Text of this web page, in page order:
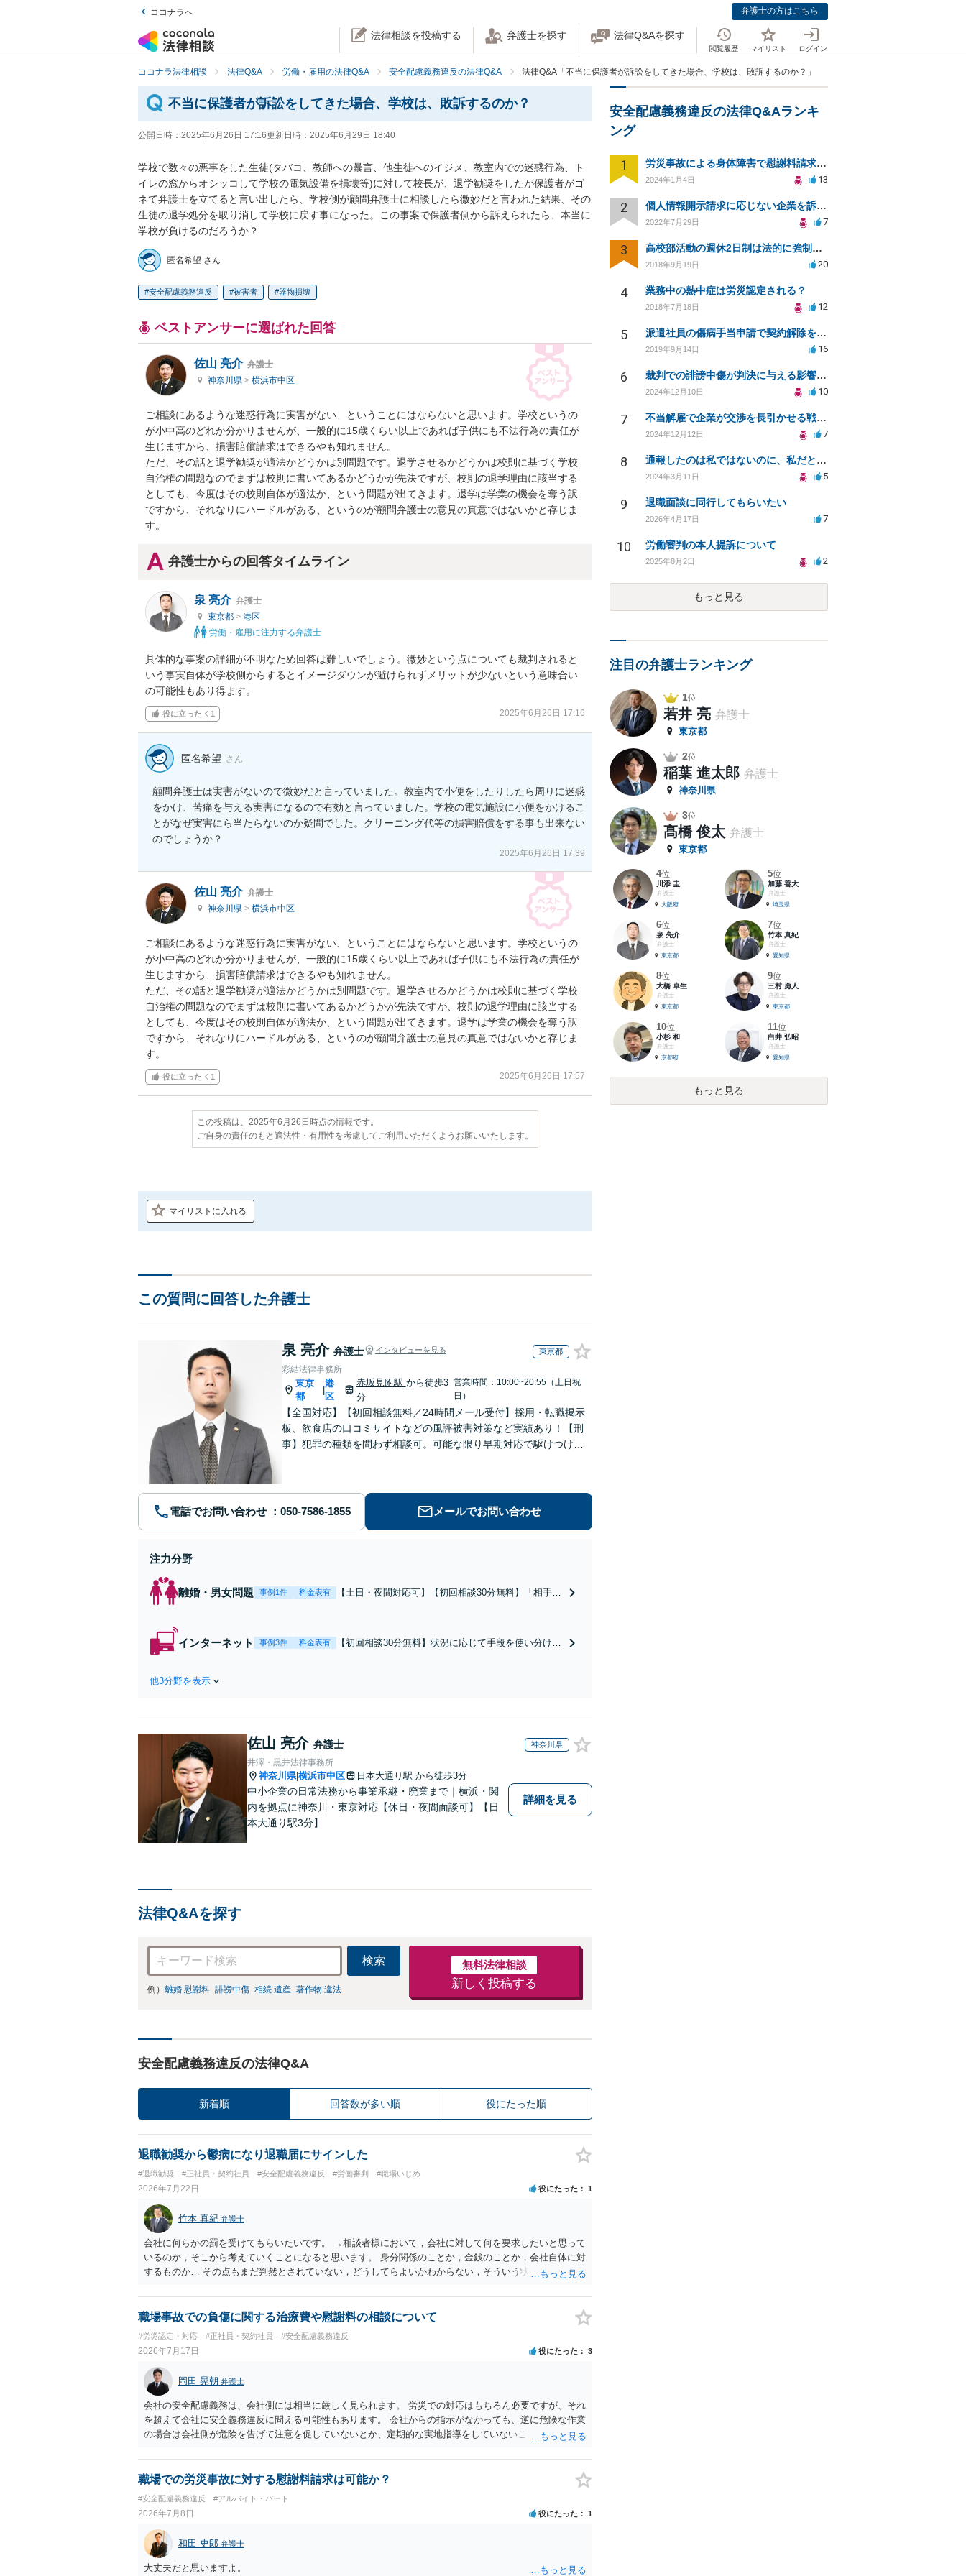
ココナラへ 弁護士の方はこちら
法律相談を投稿する 弁護士を探す 法律Q&Aを探す
閲覧履歴 マイリスト ログイン
ココナラ法律相談 法律Q&A 労働・雇用の法律Q&A 安全配慮義務違反の法律Q&A 法律Q&A「不当に保護者が訴訟をしてきた場合、学校は、敗訴するのか？」
不当に保護者が訴訟をしてきた場合、学校は、敗訴するのか？
公開日時： 2025年6月26日 17:16更新日時： 2025年6月29日 18:40
学校で数々の悪事をした生徒(タバコ、教師への暴言、他生徒へのイジメ、教室内での迷惑行為、ト
イレの窓からオシッコして学校の電気設備を損壊等)に対して校長が、退学勧奨をしたが保護者がゴ
ネて弁護士を立てると言い出したら、学校側が顧問弁護士に相談したら微妙だと言われた結果、その
生徒の退学処分を取り消して学校に戻す事になった。この事案で保護者側から訴えられたら、本当に
学校が負けるのだろうか？
匿名希望 さん
安全配慮義務違反 被害者 器物損壊
ベストアンサーに選ばれた回答
佐山 亮介 弁護士
神奈川県 > 横浜市中区
ご相談にあるような迷惑行為に実害がない、ということにはならないと思います。学校というの
が小中高のどれか分かりませんが、一般的に15歳くらい以上であれば子供にも不法行為の責任が
生じますから、損害賠償請求はできるやも知れません。
ただ、その話と退学勧奨が適法かどうかは別問題です。退学させるかどうかは校則に基づく学校
自治権の問題なのでまずは校則に書いてあるかどうかが先決ですが、校則の退学理由に該当する
としても、今度はその校則自体が適法か、という問題が出てきます。退学は学業の機会を奪う訳
ですから、それなりにハードルがある、というのが顧問弁護士の意見の真意ではないかと存じま
す。
弁護士からの回答タイムライン
泉 亮介 弁護士
東京都 > 港区
労働・雇用に注力する弁護士
具体的な事案の詳細が不明なため回答は難しいでしょう。微妙という点についても裁判されると
いう事実自体が学校側からするとイメージダウンが避けられずメリットが少ないという意味合い
の可能性もあり得ます。
役に立った 1 2025年6月26日 17:16
匿名希望 さん
顧問弁護士は実害がないので微妙だと言っていました。教室内で小便をしたりしたら周りに迷惑
をかけ、苦痛を与える実害になるので有効と言っていました。学校の電気施設に小便をかけるこ
とがなぜ実害にら当たらないのか疑問でした。クリーニング代等の損害賠償をする事も出来ない
のでしょうか？
2025年6月26日 17:39
佐山 亮介 弁護士
神奈川県 > 横浜市中区
ご相談にあるような迷惑行為に実害がない、ということにはならないと思います。学校というの
が小中高のどれか分かりませんが、一般的に15歳くらい以上であれば子供にも不法行為の責任が
生じますから、損害賠償請求はできるやも知れません。
ただ、その話と退学勧奨が適法かどうかは別問題です。退学させるかどうかは校則に基づく学校
自治権の問題なのでまずは校則に書いてあるかどうかが先決ですが、校則の退学理由に該当する
としても、今度はその校則自体が適法か、という問題が出てきます。退学は学業の機会を奪う訳
ですから、それなりにハードルがある、というのが顧問弁護士の意見の真意ではないかと存じま
す。
役に立った 1 2025年6月26日 17:57
この投稿は、2025年6月26日時点の情報です。
ご自身の責任のもと適法性・有用性を考慮してご利用いただくようお願いいたします。
マイリストに入れる
この質問に回答した弁護士
泉 亮介 弁護士 インタビューを見る 東京都
彩結法律事務所
東京
都
港
区
赤坂見附駅 から徒歩3
分
営業時間：10:00~20:55（土日祝
日）
【全国対応】【初回相談無料／24時間メール受付】採用・転職掲示
板、飲食店の口コミサイトなどの風評被害対策など実績あり！【刑
事】犯罪の種類を問わず相談可。可能な限り早期対応で駆けつけサ
電話でお問い合わせ メールでお問い合わせ
注力分野
離婚・男女問題 事例1件 料金表有
【土日・夜間対応可】【初回相談30分無料】「相手方
金額アップ／減額交渉も対応可」【完全個室対応】
インターネット 事例3件 料金表有
【初回相談30分無料】状況に応じて手段を使い分け、
他3分野を表示
佐山 亮介 弁護士 神奈川県
井澤・黒井法律事務所
神奈川県|横浜市中区 日本大通り駅 から徒歩3分
中小企業の日常法務から事業承継・廃業まで｜横浜・関
内を拠点に神奈川・東京対応【休日・夜間面談可】【日
本大通り駅3分】
詳細を見る
法律Q&Aを探す
検索
例） 離婚 慰謝料 誹謗中傷 相続 遺産 著作物 違法
無料法律相談
新しく投稿する
安全配慮義務違反の法律Q&A
新着順 回答数が多い順 役にたった順
退職勧奨から鬱病になり退職届にサインした
#退職勧奨 #正社員・契約社員 #安全配慮義務違反 #労働審判 #職場いじめ
2026年7月22日 役にたった 1
竹本 真紀 弁護士
会社に何らかの罰を受けてもらいたいです。 →相談者様において，会社に対して何を要求したいと思って
いるのか，そこから考えていくことになると思います。 身分関係のことか，金銭のことか，会社自体に対
するものか… その点もまだ判然とされていない，どうしてらよいかわからない，そういう状態なのであれ
職場事故での負傷に関する治療費や慰謝料の相談について
#労災認定・対応 #正社員・契約社員 #安全配慮義務違反
2026年7月17日 役にたった 3
岡田 晃朝 弁護士
会社の安全配慮義務は、会社側には相当に厳しく見られます。 労災での対応はもちろん必要ですが、それ
を超えて会社に安全義務違反に問える可能性もあります。 会社からの指示がなかっても、逆に危険な作業
の場合は会社側が危険を告げて注意を促していないとか、定期的な実地指導をしていないことが問題にな
でしょう。
職場での労災事故に対する慰謝料請求は可能か？
#安全配慮義務違反 #アルバイト・パート
2026年7月8日 役にたった 1
和田 史郎 弁護士
大丈夫だと思いますよ。
安全配慮義務違反の法律Q&Aランキ
ング
1 労災事故による身体障害で慰謝料請求はできるのでしょうか？
2024年1月4日 13
2 個人情報開示請求に応じない企業を訴えたい
2022年7月29日 7
3 高校部活動の週休2日制は法的に強制されるのか？
2018年9月19日 20
4 業務中の熱中症は労災認定される？
2018年7月18日 12
5 派遣社員の傷病手当申請で契約解除を通告された場合の対応策
2019年9月14日 16
6 裁判での誹謗中傷が判決に与える影響と対処法
2024年12月10日 10
7 不当解雇で企業が交渉を長引かせる戦略の傾向について
2024年12月12日 7
8 通報したのは私ではないのに、私だと思われている場合はどうしたら良いのか？
2024年3月11日 5
9 退職面談に同行してもらいたい
2026年4月17日 7
10 労働審判の本人提訴について
2025年8月2日 2
もっと見る
注目の弁護士ランキング
1位
若井 亮 弁護士
東京都
2位
稲葉 進太郎 弁護士
神奈川県
3位
髙橋 俊太 弁護士
東京都
4位
川添 圭
弁護士
大阪府
5位
加藤 善大
弁護士
埼玉県
6位
泉 亮介
弁護士
東京都
7位
竹本 真紀
弁護士
愛知県
8位
大橋 卓生
弁護士
東京都
9位
三村 勇人
弁護士
東京都
10位
小杉 和
弁護士
京都府
11位
白井 弘昭
弁護士
愛知県
もっと見る